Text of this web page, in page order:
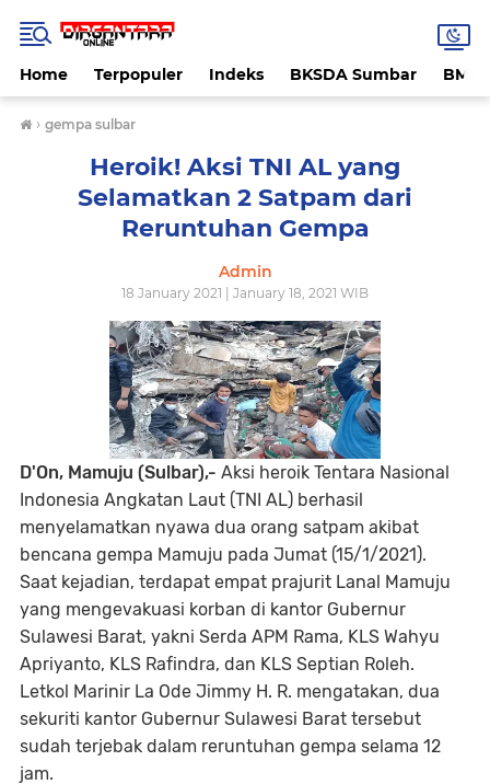
Home Terpopuler Indeks BKSDA Sumbar
› gempa sulbar
Heroik! Aksi TNI AL yang
Selamatkan 2 Satpam dari
Reruntuhan Gempa
Admin
18 January 2021 | January 18, 2021 WIB
D'On, Mamuju (Sulbar),- Aksi heroik Tentara Nasional
Indonesia Angkatan Laut (TNI AL) berhasil
menyelamatkan nyawa dua orang satpam akibat
bencana gempa Mamuju pada Jumat (15/1/2021).
Saat kejadian, terdapat empat prajurit Lanal Mamuju
yang mengevakuasi korban di kantor Gubernur
Sulawesi Barat, yakni Serda APM Rama, KLS Wahyu
Apriyanto, KLS Rafindra, dan KLS Septian Roleh.
Letkol Marinir La Ode Jimmy H. R. mengatakan, dua
sekuriti kantor Gubernur Sulawesi Barat tersebut
sudah terjebak dalam reruntuhan gempa selama 12
jam.